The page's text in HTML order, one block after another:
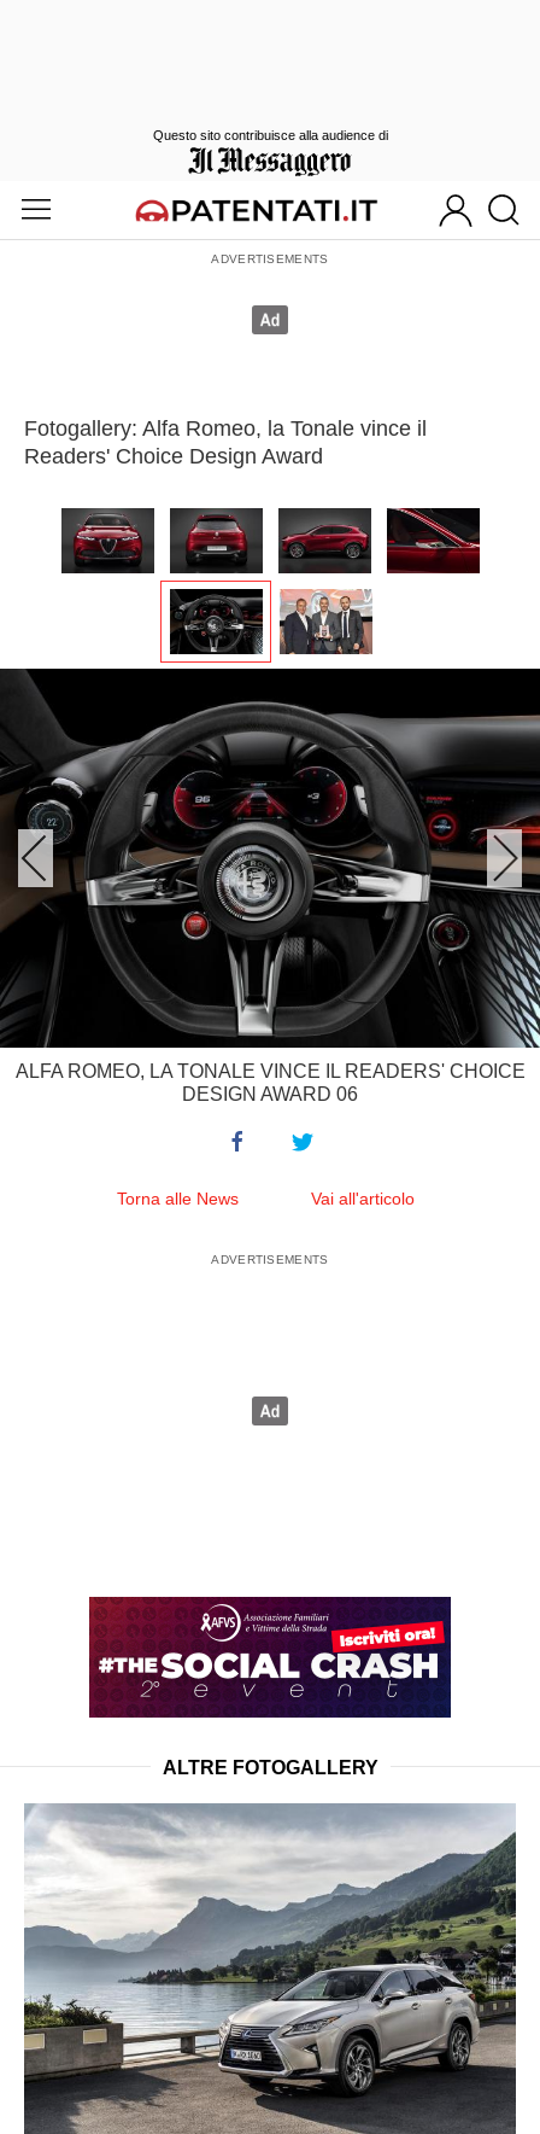
Fotogallery: Alfa Romeo, la Tonale vince il
Readers' Choice Design Award
ALFA ROMEO, LA TONALE VINCE IL READERS' CHOICE
DESIGN AWARD 06
Torna alle News Vai all'articolo
ALTRE FOTOGALLERY
Questo sito contribuisce alla audience di